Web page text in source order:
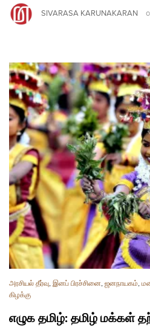
SIVARASA KARUNAKARAN
அரசியல் தீர்வு, இனப் பிரச்சினை, ஜனநாயகம்,
கிழக்கு
எழுக தமிழ்: தமிழ் மக்கள்